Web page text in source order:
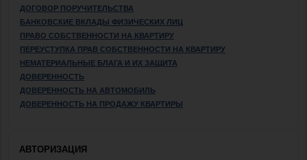
ДОГОВОР ПОРУЧИТЕЛЬСТВА
БАНКОВСКИЕ ВКЛАДЫ ФИЗИЧЕСКИХ ЛИЦ
ПРАВО СОБСТВЕННОСТИ НА КВАРТИРУ
ПЕРЕУСТУПКА ПРАВ СОБСТВЕННОСТИ НА КВАРТИРУ
НЕМАТЕРИАЛЬНЫЕ БЛАГА И ИХ ЗАЩИТА
ДОВЕРЕННОСТЬ
ДОВЕРЕННОСТЬ НА АВТОМОБИЛЬ
ДОВЕРЕННОСТЬ НА ПРОДАЖУ КВАРТИРЫ
АВТОРИЗАЦИЯ